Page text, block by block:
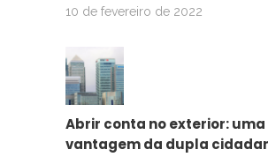
10 de fevereiro de 2022
Abrir conta no exterior: uma
vantagem da dupla